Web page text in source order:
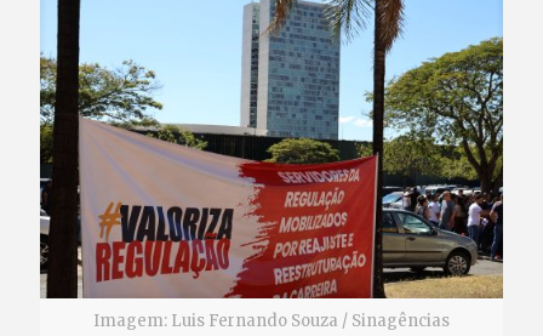
Imagem: Luis Fernando Souza / Sinagências